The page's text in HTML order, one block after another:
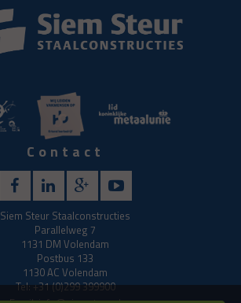
Contact
Siem Steur Staalconstructies
Parallelweg 7
1131 DM Volendam
Postbus 133
1130 AC Volendam
Tel: +31 (0)299 399900